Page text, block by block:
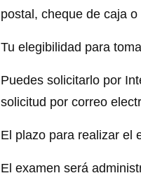
postal, cheque de caja
Tu elegibilidad para
Puedes solicitarlo por
solicitud por correo
El plazo para realizar el
El examen será